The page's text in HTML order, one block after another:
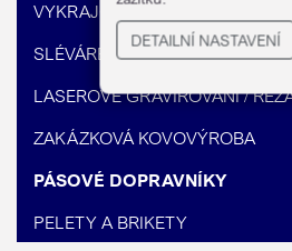
VYKRAJOVACÍ FORMIČKY
SLÉVÁRENSKÉ PODPĚRKY
LASEROVÉ GRAVÍROVÁNÍ /
ZAKÁZKOVÁ KOVOVÝROBA
PÁSOVÉ DOPRAVNÍKY
PELETY A BRIKETY
DETAILNÍ NASTAVENÍ